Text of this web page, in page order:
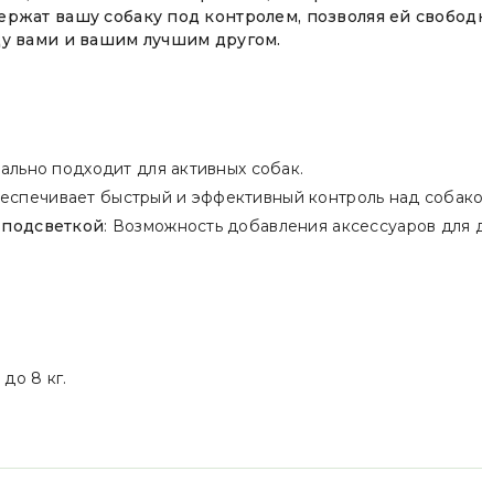
вашу собаку под контролем, позволяя ей
вами и вашим лучшим другом.
подходит для активных собак.
быстрый и эффективный контроль над
: Возможность добавления аксессуаров для
8 кг.